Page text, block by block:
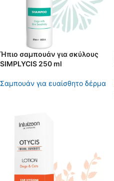
Ήπιο σαμπουάν για σκύλους
SIMPLYCIS 250 ml
Σαμπουάν για ευαίσθητο δέρμα